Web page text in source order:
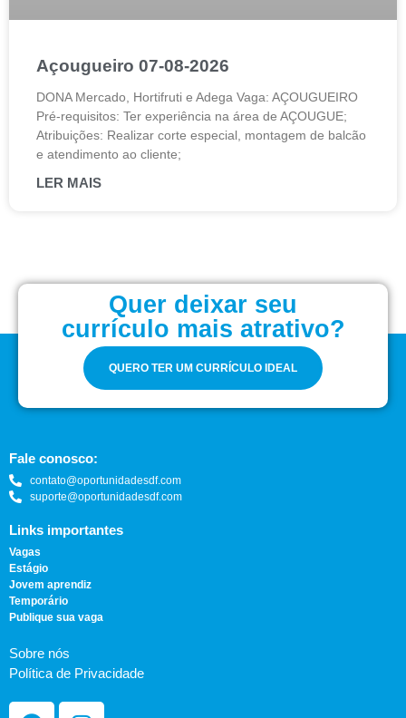
Açougueiro 07-08-2026
DONA Mercado, Hortifruti e Adega Vaga: AÇOUGUEIRO
Pré-requisitos: Ter experiência na área de AÇOUGUE;
Atribuições: Realizar corte especial, montagem de balcão
e atendimento ao cliente;
LER MAIS
Quer deixar seu
currículo mais atrativo?
QUERO TER UM CURRÍCULO IDEAL
Fale conosco:
contato@oportunidadesdf.com
suporte@oportunidadesdf.com
Links importantes
Vagas
Estágio
Jovem aprendiz
Temporário
Publique sua vaga
Sobre nós
Política de Privacidade